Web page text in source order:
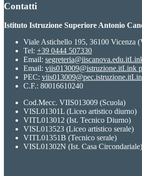
Contatti
Istituto Istruzione Superiore Antonio
Viale Astichello 195, 36100 Vicenza
Tel: +39 0444 507330
Email: segreteria@iiscanova.edu.it
Email: viis013009@istruzione.itLink
PEC: viis013009@pec.istruzione.it
C.F.: 80016610240
Cod.Mecc. VIIS013009 (Scuola)
VISL01301L (Liceo artistico diurno)
VITL013012 (Ist. Tecnico Diurno)
VISL013523 (Liceo artistico serale)
VITL01351B (Tecnico serale)
VISL01302N (Ist. Casa Circondariale)